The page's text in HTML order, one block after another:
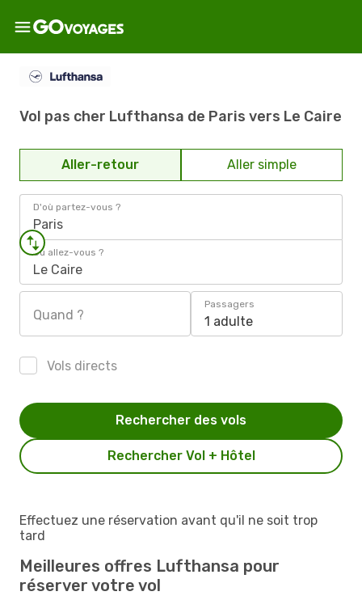
Vol pas cher Lufthansa de Paris vers Le Caire
Aller-retour Aller simple
D'où partez-vous ?
Paris
Où allez-vous ?
Le Caire
Quand ?
Passagers
1 adulte
Vols directs
Rechercher Vol + Hôtel
Rechercher des vols
Effectuez une réservation avant qu'il ne soit trop
tard
Meilleures offres Lufthansa pour
réserver votre vol